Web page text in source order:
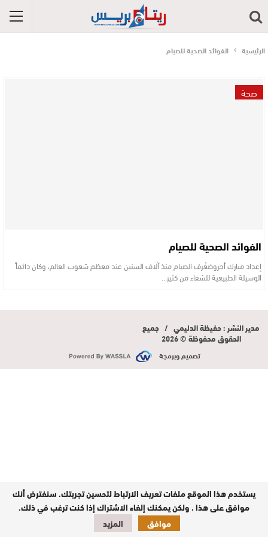
الرئيسية الفوائد الصحية للصيام
صحة
الفوائد الصحية للصيام
إعداد مبارك أجروضعُرف الصيام منذ آلاف السنين عند معظم شعوب العالم، وكان دائماً
الوسيلة الطبيعية للشفاء من كثير…
مدير النشر : حفيظة الدليمي / جميع
الحقوق محفوظة © 2026
تصميم وبرمجة
يستخدم هذا الموقع ملفات تعريف الارتباط لتحسين تجربتك. سنفترض أنك
موافق على هذا ، ولكن يمكنك إلغاء الاشتراك إذا كنت ترغب في ذلك.
موافق
المزيد